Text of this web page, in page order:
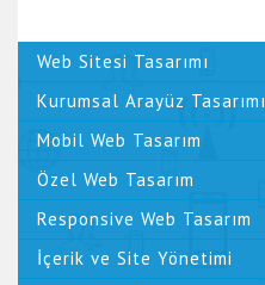
Web Sitesi Tasarımı
Kurumsal Arayüz Tasarımı
Mobil Web Tasarım
Özel Web Tasarım
Responsive Web Tasarım
İçerik ve Site Yönetimi